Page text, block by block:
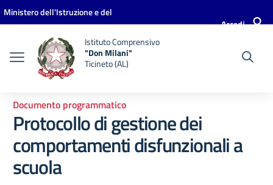
Vai ai contenuti
Vai al menu di navigazione
Vai al footer
Ministero dell'Istruzione e del
Accedi
Istituto Comprensivo
"Don Milani"
Ticineto (AL)
Documento programmatico
Protocollo di gestione dei
comportamenti disfunzionali a
scuola